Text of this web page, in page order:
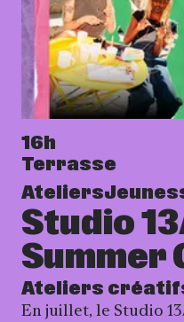
Studio
Summer
Ateliers
16h
Terrasse
En juillet, le Studio
Ateliers